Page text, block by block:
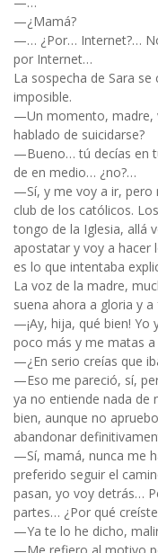
—¿Mamá?
—… ¿Por… Internet?…
por Internet…
La sospecha de Sara
imposible.
—Un momento, madre,
hablado de suicidarse?
—Bueno… tú decías en
de en medio… ¿no?…
—Sí, y me voy a ir, pero
club de los católicos.
tongo de la Iglesia, allá
apostatar y voy a hacer
es lo que intentaba
La voz de la madre,
suena ahora a gloria y a
—¡Ay, hija, qué bien!
poco más y me matas
—¿En serio creías que
—Eso me pareció, sí,
ya no entiende nada de
bien, aunque no
abandonar
—Sí, mamá, nunca me
preferido seguir el
pasan, yo voy detrás…
partes… ¿Por qué
—Ya te lo he dicho,